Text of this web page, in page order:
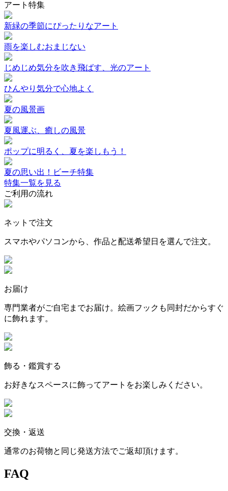
アート特集
新緑の季節にぴったりなアート
雨を楽しむおまじない
じめじめ気分を吹き飛ばす、光のアート
ひんやり気分で心地よく
夏の風景画
夏風運ぶ、癒しの風景
ポップに明るく、夏を楽しもう！
夏の思い出！ビーチ特集
特集一覧を見る
ご利用の流れ
ネットで注文
スマホやパソコンから、作品と配送希望日を選んで注文。
お届け
専門業者がご自宅までお届け。絵画フックも同封だからすぐ
に飾れます。
飾る・鑑賞する
お好きなスペースに飾ってアートをお楽しみください。
交換・返送
通常のお荷物と同じ発送方法でご返却頂けます。
FAQ